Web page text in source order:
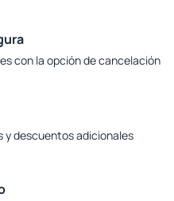
con la opción de cancelación
y descuentos adicionales